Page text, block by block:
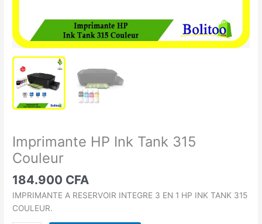
Imprimante HP Ink Tank 315
Couleur
184.900 CFA
IMPRIMANTE A RESERVOIR INTEGRE 3 EN 1 HP INK TANK 315
COULEUR.